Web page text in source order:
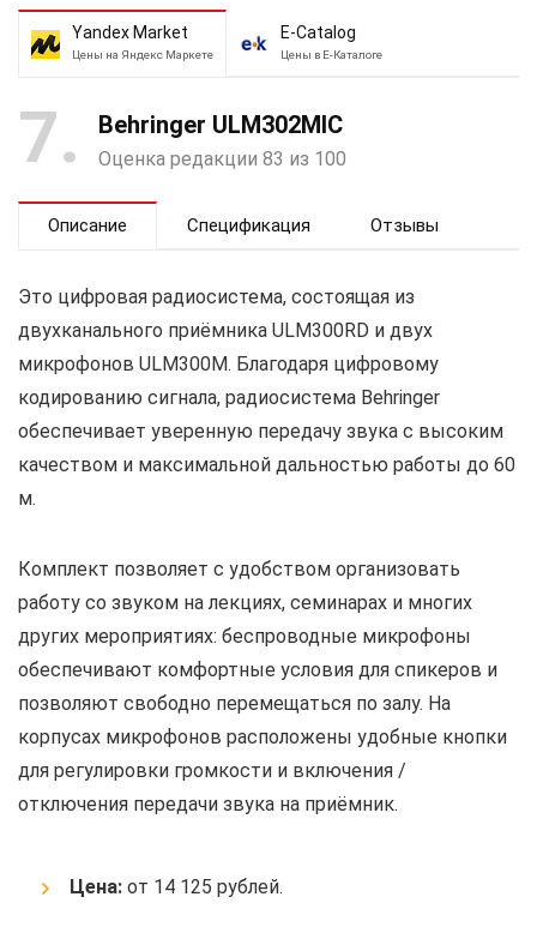
Yandex Market
Цены на Яндекс Маркете
E-Catalog
Цены в Е-Каталоге
7 Behringer ULM302MIC
Оценка редакции 83 из 100
Описание Спецификация Отзывы
Это цифровая радиосистема, состоящая из
двухканального приёмника ULM300RD и двух
микрофонов ULM300M. Благодаря цифровому
кодированию сигнала, радиосистема Behringer
обеспечивает уверенную передачу звука с высоким
качеством и максимальной дальностью работы до 60
м.
Комплект позволяет с удобством организовать
работу со звуком на лекциях, семинарах и многих
других мероприятиях: беспроводные микрофоны
обеспечивают комфортные условия для спикеров и
позволяют свободно перемещаться по залу. На
корпусах микрофонов расположены удобные кнопки
для регулировки громкости и включения /
отключения передачи звука на приёмник.
Цена: от 14 125 рублей.